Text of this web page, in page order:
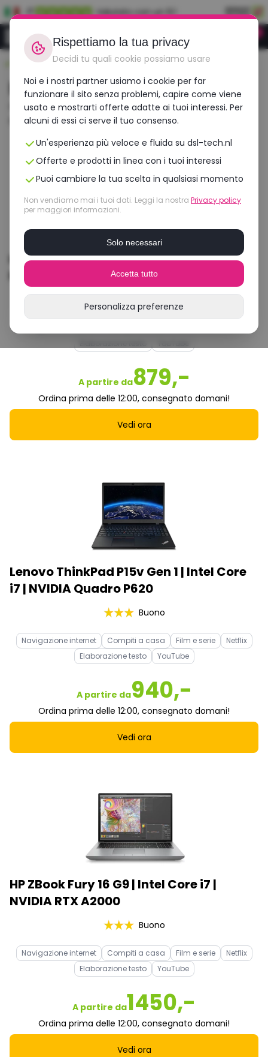
IT Valutato con un 9.1
Durevole, conveniente, ricondizionato
Non trovato
Il prodotto che stai cercando non è stato trovato.
Ma forse questi risultati possono esserti d'aiuto?
HP ZBook Fury 15 G7 | Intel Core i7 |
NVIDIA RTX 3000
A partire da879,-
Ordina prima delle 12:00, consegnato domani!
Vedi ora
Lenovo ThinkPad P15v Gen 1 | Intel Core
i7 | NVIDIA Quadro P620
Buono
Navigazione internet Compiti a casa Film e serie
Netflix
Elaborazione testo
YouTube
A partire da940,-
Ordina prima delle 12:00, consegnato domani!
Vedi ora
HP ZBook Fury 16 G9 | Intel Core i7 |
NVIDIA RTX A2000
Buono
Navigazione internet Compiti a casa Film e serie
Netflix
Elaborazione testo
YouTube
A partire da1450,-
Ordina prima delle 12:00, consegnato domani!
Vedi ora
Rispettiamo la tua privacy
Decidi tu quali cookie possiamo usare
Noi e i nostri partner usiamo i cookie per far
funzionare il sito senza problemi, capire come viene
usato e mostrarti offerte adatte ai tuoi interessi. Per
alcuni di essi ci serve il tuo consenso.
Un'esperienza più veloce e fluida su dsl-tech.nl
Offerte e prodotti in linea con i tuoi interessi
Puoi cambiare la tua scelta in qualsiasi momento
Non vendiamo mai i tuoi dati. Leggi la nostra Privacy policy
per maggiori informazioni.
Solo necessari
Accetta tutto
Personalizza preferenze